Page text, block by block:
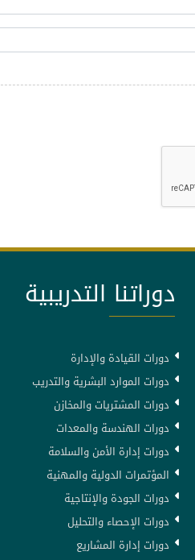
دوراتنا التدريبية
دورات القيادة والإدارة
دورات الموارد البشرية والتدريب
دورات المشتريات والمخازن
دورات الهندسة والمعدات
دورات إدارة الأمن والسلامة
المؤتمرات الدولية والمهنية
دورات الجودة والإنتاجية
دورات الإحصاء والتحليل
دورات إدارة المشاريع